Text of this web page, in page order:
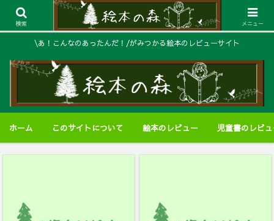
\あ！こんなのあったんだ！/がみつかる絵本のレビューサイト
ホーム このサイトについて 絵本のレビュー 児童書のレビ
検索 メニュー